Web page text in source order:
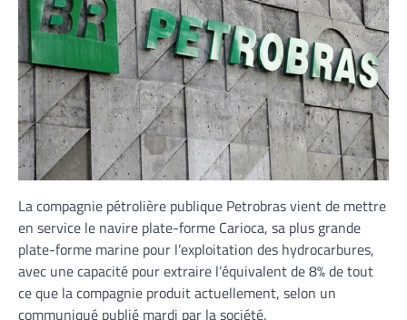
La compagnie pétrolière publique Petrobras vient de mettre
en service le navire plate-forme Carioca, sa plus grande
plate-forme marine pour l’exploitation des hydrocarbures,
avec une capacité pour extraire l’équivalent de 8% de tout
ce que la compagnie produit actuellement, selon un
communiqué publié mardi par la société.